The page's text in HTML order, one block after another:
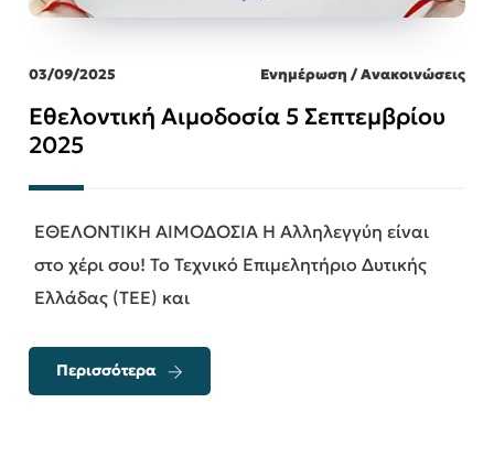
03/09/2025 Ενημέρωση / Ανακοινώσεις
Εθελοντική Αιμοδοσία 5 Σεπτεμβρίου
2025
ΕΘΕΛΟΝΤΙΚΗ ΑΙΜΟΔΟΣΙΑ Η Αλληλεγγύη είναι
στο χέρι σου! Το Τεχνικό Επιμελητήριο Δυτικής
Ελλάδας (ΤΕΕ) και
Περισσότερα